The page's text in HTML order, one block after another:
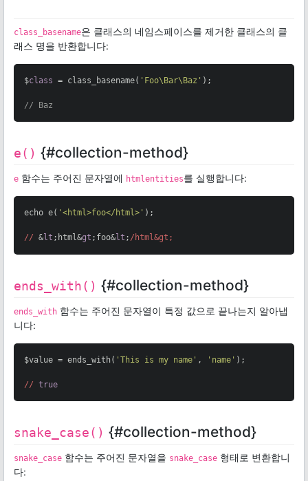
class_basename은 클래스의 네임스페이스를 제거한 클래스의 클
래스 명을 반환합니다:
$class = class_basename( 'Foo\Bar\Baz' );
// Baz
e() {#collection-method}
e 함수는 주어진 문자열에 htmlentities를 실행합니다:
echo e( '<html>foo</html>' );
// &lt ;html&gt ;foo&lt ; /html&gt;
ends_with() {#collection-method}
ends_with 함수는 주어진 문자열이 특정 값으로 끝나는지 알아냅
니다:
$value = ends_with( 'This is my name' , 'name' );
// true
snake_case() {#collection-method}
snake_case 함수는 주어진 문자열을 snake_case 형태로 변환합니
다: